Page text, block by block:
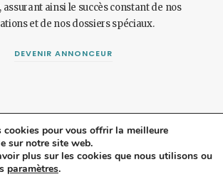
assurant ainsi le succès constant de nos
et de nos dossiers spéciaux.
DEVENIR ANNONCEUR
Mentions légalesetpolitique de
confidentialité
cookies pour vous offrir la meilleure
sur notre site web.
plus sur les cookies que nous utilisons ou
paramètres.